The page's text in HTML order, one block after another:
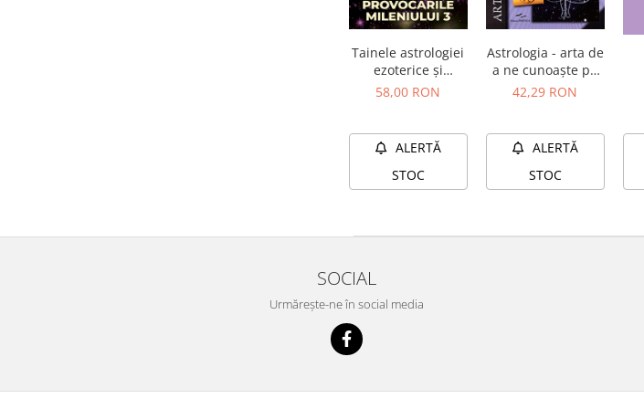
Tainele astrologiei
ezoterice și
provocările
58,00 RON
ALERTĂ
STOC
Astrologia - arta de
a ne cunoaşte pe
noi înşine
42,29 RON
ALERTĂ
STOC
SOCIAL
Urmărește-ne în social media